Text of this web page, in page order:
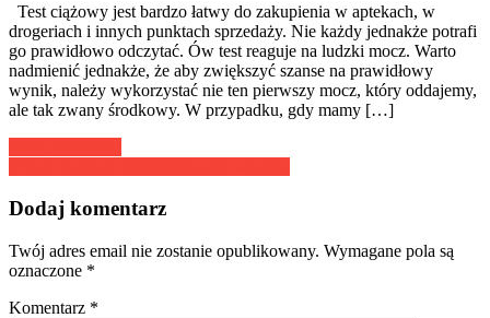
Test ciążowy jest bardzo łatwy do zakupienia w aptekach, w
drogeriach i innych punktach sprzedaży. Nie każdy jednakże potrafi
go prawidłowo odczytać. Ów test reaguje na ludzki mocz. Warto
nadmienić jednakże, że aby zwiększyć szanse na prawidłowy
wynik, należy wykorzystać nie ten pierwszy mocz, który oddajemy,
ale tak zwany środkowy. W przypadku, gdy mamy […]
Nawigacja
wpisu
Dodaj komentarz
Twój adres email nie zostanie opublikowany. Wymagane pola są
oznaczone *
Komentarz *